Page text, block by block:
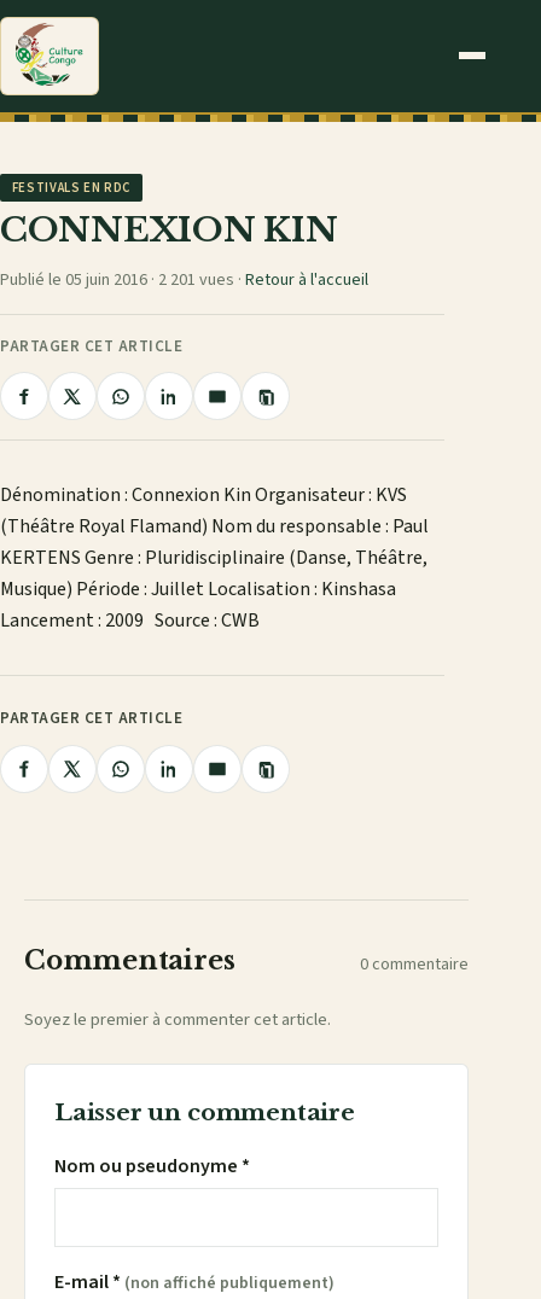
FESTIVALS EN RDC
CONNEXION KIN
Publié le 05 juin 2016 · 2 201 vues · Retour à l'accueil
PARTAGER CET ARTICLE
Partager
sur
Partager
sur
Partager
sur
Partager
sur
Partager
par
mail
Copier
le
lien
Dénomination : Connexion Kin Organisateur : KVS
(Théâtre Royal Flamand) Nom du responsable : Paul
KERTENS Genre : Pluridisciplinaire (Danse, Théâtre,
Musique) Période : Juillet Localisation : Kinshasa
Lancement : 2009 Source : CWB
PARTAGER CET ARTICLE
PartagerPartagerPartagerPartagerPartager
Copier
le
Commentaires 0 commentaire
Soyez le premier à commenter cet article.
Laisser un commentaire
Nom ou pseudonyme *
E-mail * (non affiché publiquement)